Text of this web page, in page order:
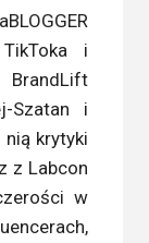
i
BrandLift
Szatan i
nią krytyki
z Labcon
w